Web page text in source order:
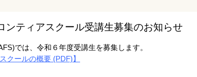
ンティアスクール受講生募集のお知らせ
では、令和６年度受講生を募集します。
クールの概要 (PDF)】